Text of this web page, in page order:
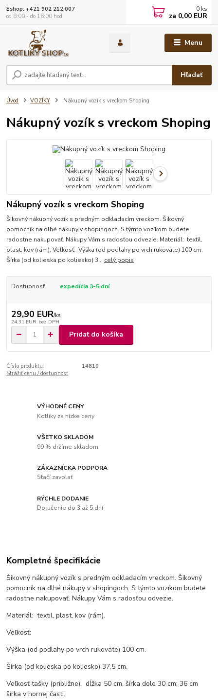
Menu
Hľadať
Eshop: +421 902 212 007
od 8:00 - do 16:00 hod
0 ks
za 0,00 EUR
Úvod VOZÍKY Nákupný vozík s vreckom Shoping
Nákupný vozík s vreckom Shoping
Nákupný vozík s vreckom Shoping
Šikovný nákupný vozík s predným odkladacím vreckom. Šikovný
pomocník na dlhé nákupy v shopingoch. S týmto vozíkom budete
radostne nakupovať. Nákupy Vám s radosťou odvezie. Materiál: textil,
plast, kov (rám). Veľkosť: Výška (od podlahy po vrch rukoväte) 100 cm.
Šírka (od kolieska po koliesko) 3... celý popis
Dostupnosť expedícia 3-5 dní
29,90 EUR/ks
24,31 EUR bez DPH
Pridať do košíka
Číslo produktu:
14810
Strážiť cenu / dostupnosť
VÝHODNÉ CENY
Kotlíky za nízke ceny
VŠETKO SKLADOM
99 % držíme skladom
ZÁKAZNÍCKA PODPORA
Stačí zavolať
RÝCHLE DODANIE
Doručenie do 3 až 5 dní
Kompletné špecifikácie
Šikovný nákupný vozík s predným odkladacím vreckom. Šikovný
pomocník na dlhé nákupy v shopingoch. S týmto vozíkom budete
radostne nakupovať. Nákupy Vám s radosťou odvezie.
Materiál: textil, plast, kov (rám).
Veľkosť:
Výška (od podlahy po vrch rukoväte) 100 cm.
Šírka (od kolieska po koliesko) 37,5 cm.
Veľkosť tašky (približne): dĺžka 50 cm, šírka dole 30 cm; 36 cm
šírka v hornej časti.